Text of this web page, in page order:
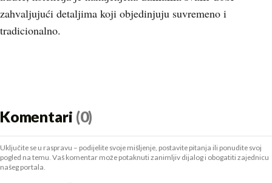
zahvaljujući detaljima koji objedinjuju suvremeno i
tradicionalno.
Komentari (0)
Uključite se u raspravu – podijelite svoje mišljenje, postavite pitanja ili ponudite svoj
pogled na temu. Vaš komentar može potaknuti zanimljiv dijalog i obogatiti zajednicu
našeg portala.